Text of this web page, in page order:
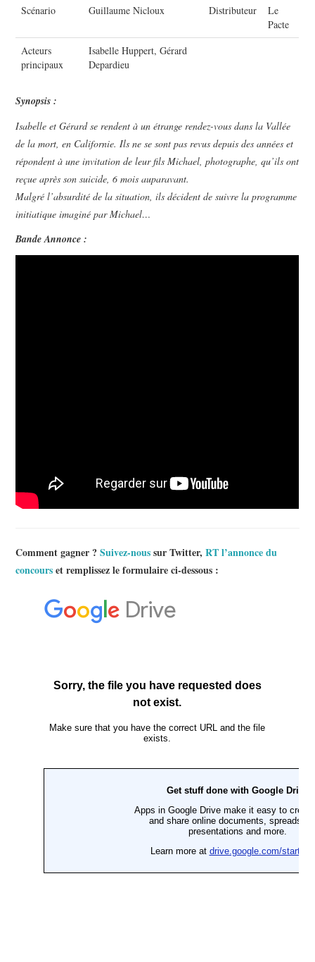
Scénario
Guillaume Nicloux Distributeur
Le
Pacte
Acteurs
principaux
Isabelle Huppert, Gérard
Depardieu
Synopsis :
Isabelle et Gérard se rendent à un étrange rendez-vous dans la Vallée
de la mort, en Californie. Ils ne se sont pas revus depuis des années et
répondent à une invitation de leur fils Michael, photographe, qu’ils ont
reçue après son suicide, 6 mois auparavant.
Malgré l’absurdité de la situation, ils décident de suivre la programme
initiatique imaginé par Michael…
Bande Annonce :
Comment gagner ?Suivez-noussur Twitter,RT l’annonce du
concourset remplissez le formulaire ci-dessous :